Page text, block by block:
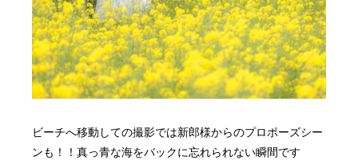
ビーチへ移動しての撮影では新郎様からのプロポーズシー
ンも！！真っ青な海をバックに忘れられない瞬間です